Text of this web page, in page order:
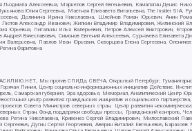
Алексеевна, Маркелов Сергей Евгеньевич, Камалягин Денис
Юлия Сергеевна, Маетная Елизавета Витальевна, The Insider SIA,
Долинина Ирина Николаевна, Шлейнов Роман Юрьевич, Анин
Александр Иванович, Жилкин Владимир Владимирович, Жилинский
Юрьевна, Пигалкин Илья Валерьевич, Петров Алексей Викторович,
Вячеславович, Симонов Евгений Алексеевич, Сурначева Елизавета
Павлов Иван Юрьевич, Скворцова Елена Сергеевна,
Фаритовна
НАСИЛИЮ.НЕТ, Мы против СПИДа, СВЕЧА, Открытый Петербург,
Линия, Центр социально-информационных инициатив Действие,
Самарская губерния, Эра здоровья, Мемориал, Аналитический Центр
центр развития гражданских инициатив и социального
Совета Министров северных стран, Центр развития
Стран, Фонд поддержки свободы прессы, Гражданский контроль,
Регина Николаевна, Кривенко Сергей Владимирович, Милославский
Дугин Сергей Георгиевич, Аверин Виталий Евгеньевич,